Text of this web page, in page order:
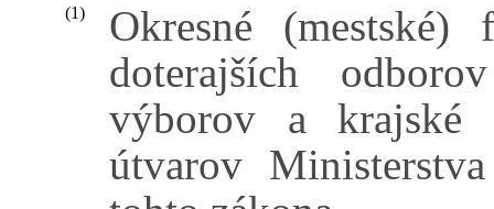
(1)
Okresné
doterajších
výborov a krajské
útvarov